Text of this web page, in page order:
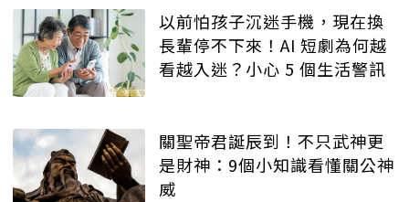
以前怕孩子沉迷手機，現在換
長輩停不下來！AI 短劇為何越
看越入迷？小心 5 個生活警訊
關聖帝君誕辰到！不只武神更
是財神：9個小知識看懂關公神
威